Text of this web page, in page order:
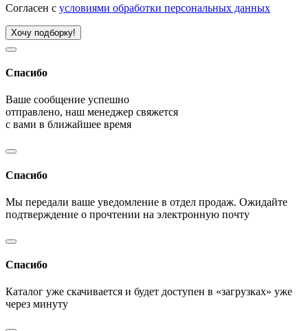
Согласен с условиями обработки персональных данных
Хочу подборку!
Спасибо
Ваше сообщение успешно
отправлено, наш менеджер свяжется
с вами в ближайшее время
Спасибо
Мы передали ваше уведомление в отдел продаж. Ожидайте
подтверждение о прочтении на электронную почту
Спасибо
Каталог уже скачивается и будет доступен в «загрузках» уже
через минуту